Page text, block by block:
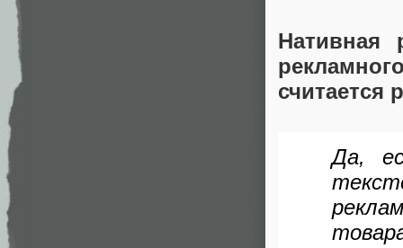
Нативная
считается
Да,